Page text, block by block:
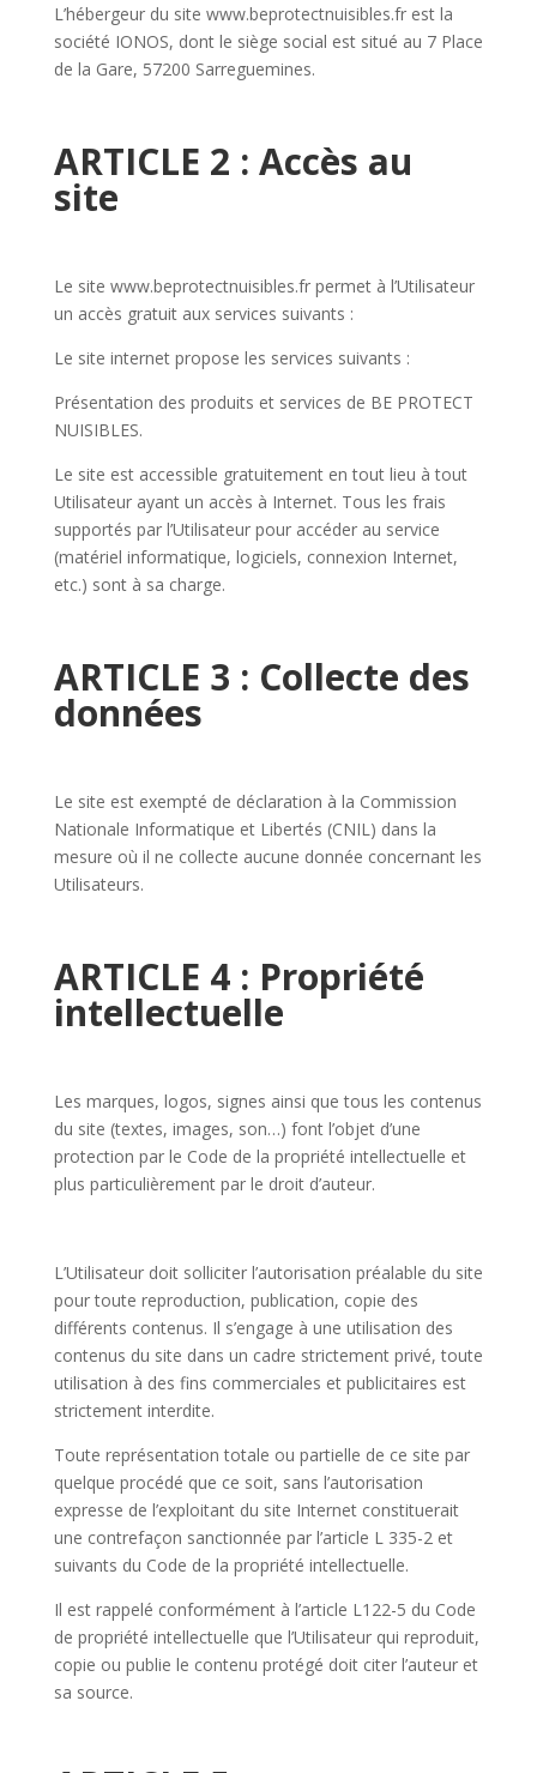
L’hébergeur du site www.beprotectnuisibles.fr est la
société IONOS, dont le siège social est situé au 7 Place
de la Gare, 57200 Sarreguemines.
ARTICLE 2 : Accès au
site
Le site www.beprotectnuisibles.fr permet à l’Utilisateur
un accès gratuit aux services suivants :
Le site internet propose les services suivants :
Présentation des produits et services de BE PROTECT
NUISIBLES.
Le site est accessible gratuitement en tout lieu à tout
Utilisateur ayant un accès à Internet. Tous les frais
supportés par l’Utilisateur pour accéder au service
(matériel informatique, logiciels, connexion Internet,
etc.) sont à sa charge.
ARTICLE 3 : Collecte des
données
Le site est exempté de déclaration à la Commission
Nationale Informatique et Libertés (CNIL) dans la
mesure où il ne collecte aucune donnée concernant les
Utilisateurs.
ARTICLE 4 : Propriété
intellectuelle
Les marques, logos, signes ainsi que tous les contenus
du site (textes, images, son…) font l’objet d’une
protection par le Code de la propriété intellectuelle et
plus particulièrement par le droit d’auteur.
L’Utilisateur doit solliciter l’autorisation préalable du site
pour toute reproduction, publication, copie des
différents contenus. Il s’engage à une utilisation des
contenus du site dans un cadre strictement privé, toute
utilisation à des fins commerciales et publicitaires est
strictement interdite.
Toute représentation totale ou partielle de ce site par
quelque procédé que ce soit, sans l’autorisation
expresse de l’exploitant du site Internet constituerait
une contrefaçon sanctionnée par l’article L 335-2 et
suivants du Code de la propriété intellectuelle.
Il est rappelé conformément à l’article L122-5 du Code
de propriété intellectuelle que l’Utilisateur qui reproduit,
copie ou publie le contenu protégé doit citer l’auteur et
sa source.